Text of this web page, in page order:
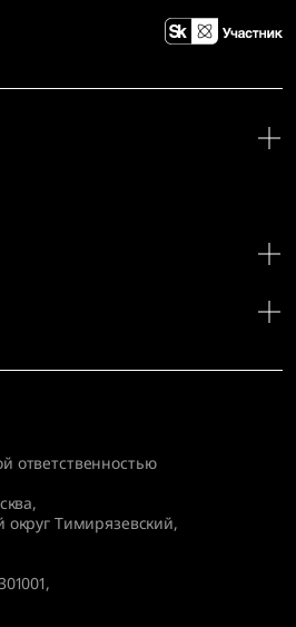
ответственностью
Тимирязевский,